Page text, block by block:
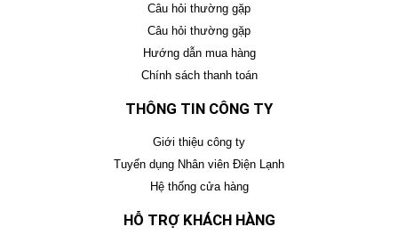
Câu hỏi thường gặp
Câu hỏi thường gặp
Hướng dẫn mua hàng
Chính sách thanh toán
THÔNG TIN CÔNG TY
Giới thiệu công ty
Tuyển dụng Nhân viên Điện Lạnh
Hệ thống cửa hàng
HỖ TRỢ KHÁCH HÀNG